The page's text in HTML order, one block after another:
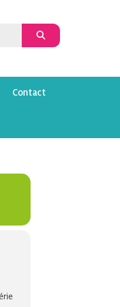
Contact